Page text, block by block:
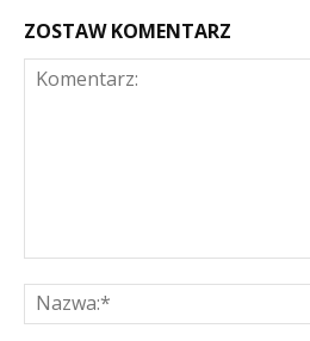
ZOSTAW KOMENTARZ